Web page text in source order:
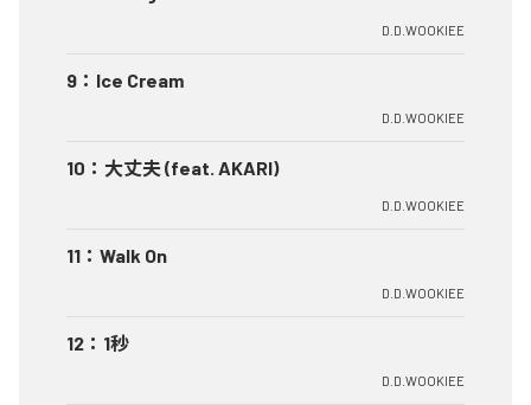
D.D.WOOKIEE
9 ： Ice Cream
D.D.WOOKIEE
10 ： 大丈夫 (feat. AKARI)
D.D.WOOKIEE
11 ： Walk On
D.D.WOOKIEE
12 ： 1秒
D.D.WOOKIEE